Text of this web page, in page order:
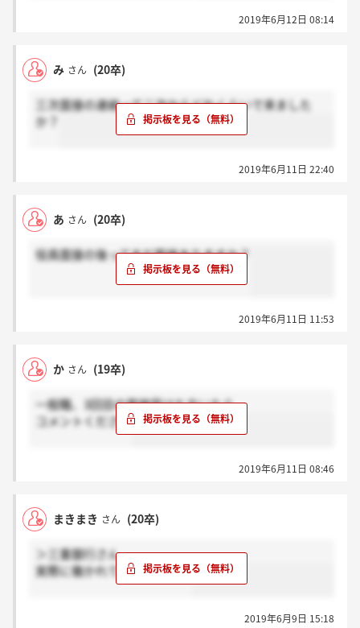
2019年6月12日 08:14
み さん (20卒)
三次面接の連絡って二次からどれくらいで来ました
か？
2019年6月11日 22:40
あ さん (20卒)
役員面接の後ってまだ面接ありますか？
2019年6月11日 11:53
か さん (19卒)
一般職、3回目の面接受けた方いたら
コメントください
2019年6月11日 08:46
まきまき さん (20卒)
＞三重銀行さん
実際に働かれてる方ですか？
2019年6月9日 15:18